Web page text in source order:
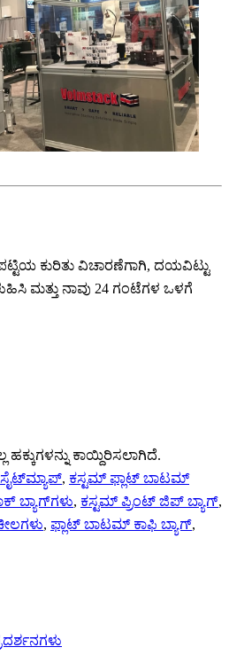
ಕುರಿತು ವಿಚಾರಣೆಗಾಗಿ, ದಯವಿಟ್ಟು
ಮತ್ತು ನಾವು 24 ಗಂಟೆಗಳ ಒಳಗೆ
ಹಕ್ಕುಗಳನ್ನು ಕಾಯ್ದಿರಿಸಲಾಗಿದೆ.
ಸೈಟ್‌ಮ್ಯಾಪ್, ಕಸ್ಟಮ್ ಫ್ಲಾಟ್ ಬಾಟಮ್
ಬ್ಯಾಗ್‌ಗಳು, ಕಸ್ಟಮ್ ಪ್ರಿಂಟ್ ಜಿಪ್ ಬ್ಯಾಗ್,
, ಫ್ಲಾಟ್ ಬಾಟಮ್ ಕಾಫಿ ಬ್ಯಾಗ್,